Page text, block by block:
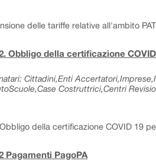
delle tariffe relative all'ambito
Obbligo della certificazione
Cittadini,Enti
Costruttrici,Centri
della certificazione COVID 19
Pagamenti PagoPA